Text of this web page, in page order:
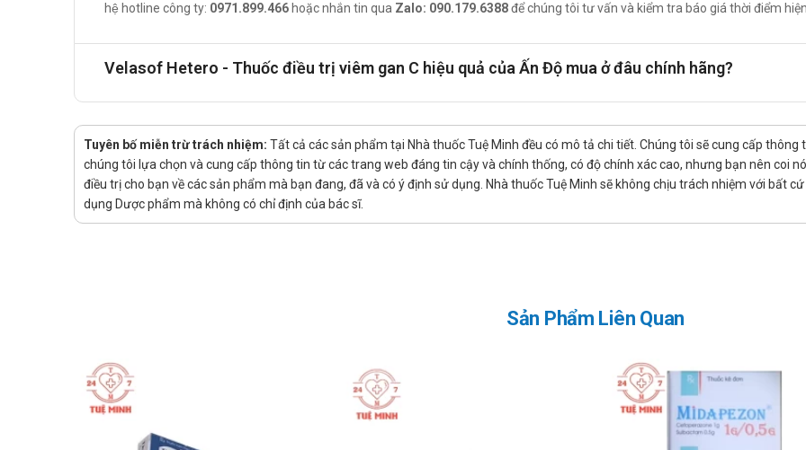
Phác đồ phối hợp Sofosbuvir, Velpatasvir và Ribavirin chống chỉ định ở những bệnh nhân không dùng Ribavirin.
Lưu ý thận trọng khi sử dụng Velasof Hetero
Nhịp tim chậm có triệu chứng nghiêm trọng có thể xảy ra ở những bệnh nhân đang sử dụng amiodarone, đặc biệt là ở
có bệnh lý kèm theo như là bệnh tim hoặc bệnh gan tiến triển.
Dùng đồng thời amiodaron với phối hợp Sofosbuvir và Velpatasvir không được khuyến cáo. Ở những bệnh nhân không có lựa
Sử dụng cho phụ nữ có thai hoặc đang cho con bú
Không có dữ liệu đầy đủ về việc kết hợp Sofosbuvir và Velpatasvir có gây ra nguy cơ cho thai nhi hay không. Nếu kết hợp
này chống chỉ định ở phụ nữ mang thai và ở nam giới có bạn tình mang thai hoặc đang mang thai trong sáu tháng tới. Vậy
Nhức đầu và mệt mỏi.
Làm chậm nhịp tim cùng với các triệu chứng khác khi dùng cùng với amiodarone (một loại thuốc dùng để điều trị một số vấn đề
Tương tác thuốc Velasof Hetero
hệ hotline công ty: 0971.899.466 hoặc nhắn tin qua Zalo: 090.179.6388để chúng tôi tư vấn và kiểm tra báo giá thời điểm
Velasof Hetero - Thuốc điều trị viêm gan C hiệu quả của Ấn Độ mua ở đâu chính hãng?
Tuyên bố miễn trừ trách nhiệm: Tất cả các sản phẩm tại Nhà thuốc Tuệ Minh đều có mô tả chi tiết. Chúng tôi sẽ cung cấp
chúng tôi lựa chọn và cung cấp thông tin từ các trang web đáng tin cậy và chính thống, có độ chính xác cao, nhưng bạn nên coi
điều trị cho bạn về các sản phẩm mà bạn đang, đã và có ý định sử dụng. Nhà thuốc Tuệ Minh sẽ không chịu trách nhiệm với bất
dụng Dược phẩm mà không có chỉ định của bác sĩ.
Sản Phẩm Liên Quan